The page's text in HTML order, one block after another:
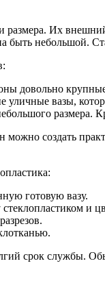
Их внешний
быть небольшой.
довольно
вазы,
размера.
можно создать
готовую вазу.
и
срок службы.